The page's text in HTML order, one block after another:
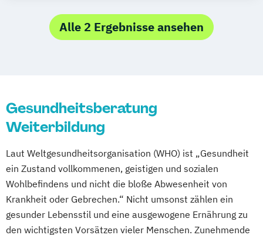
Leipzig Lindau Magdeburg Mainz
Mannheim
Mönchengladbach München
Villingen-Schwenningen Würzburg
Alle 2 Ergebnisse ansehen
Gesundheitsberatung
Weiterbildung
Laut Weltgesundheitsorganisation (WHO) ist „Gesundheit
ein Zustand vollkommenen, geistigen und sozialen
Wohlbefindens und nicht die bloße Abwesenheit von
Krankheit oder Gebrechen.“ Nicht umsonst zählen ein
gesunder Lebensstil und eine ausgewogene Ernährung zu
den wichtigsten Vorsätzen vieler Menschen. Zunehmende